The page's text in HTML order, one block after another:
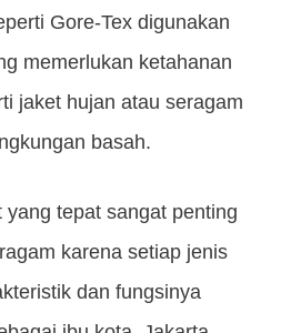
Gore-Tex digunakan
memerlukan ketahanan
jaket hujan atau seragam
basah.
yang tepat sangat penting
karena setiap jenis
dan fungsinya